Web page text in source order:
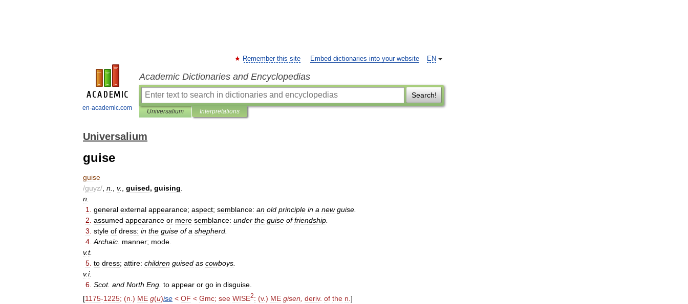
en-academic.com
EN
Remember this site Embed dictionaries into your website
Academic Dictionaries and Encyclopedias
Search!
Universalium Interpretations
Universalium
guise
guise
/guyz/ n v. guised, guising
n
1
general external appearance; aspect; semblance: an old principle in a new guise
2 assumed appearance or mere semblance: under the guise of friendship
3 style of dress: in the guise of a shepherd
4 Archaic manner; mode
v.t.
5 to dress; attire: children guised as cowboys
v.i.
6 Scot. and North Eng to appear or go in disguise
[1175-1225; (n .) ME g(u)ise < OF < Gmc; see WISE2: (v.) ME gisen deriv. of the n ]